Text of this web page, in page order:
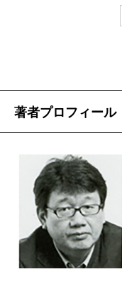
手在住で高校・大
書き残しました。自
を想い、記された
ニ ワタシハナリタ
内はいかばかりだ
三陸を襲った明治
和の大津波の年に
著者プロフィール